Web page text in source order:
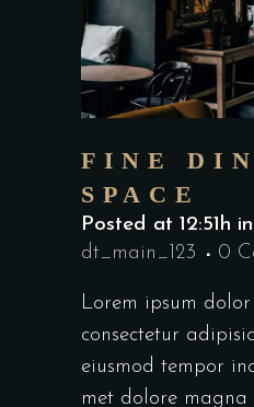
FINE
SPACE
Posted at 12:51h in
dt_main_123
0
Lorem ipsum
consectetur
eiusmod tempor
met dolore magna